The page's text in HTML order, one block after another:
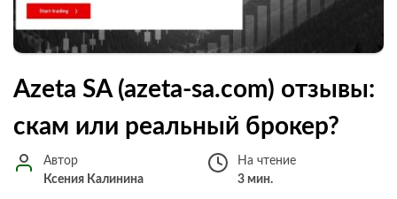
Azeta SA (azeta-sa.com) отзывы:
скам или реальный брокер?
Автор
Ксения Калинина
На чтение
3 мин.